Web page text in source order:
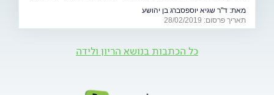
(28.2)מאת: ד"ר שגיא יוספסברג בן יהושע
תאריך פרסום: 28/02/2019
כל הכתבות בנושא הריון ולידה